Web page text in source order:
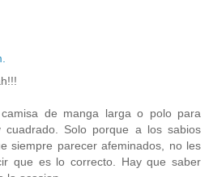
de manga larga o polo para
Solo porque a los sabios
siempre parecer afeminados, no les
que es lo correcto. Hay que saber